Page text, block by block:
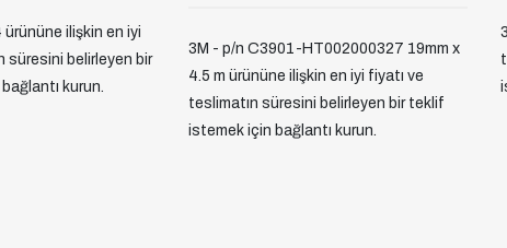
ilişkin en iyi
süresini belirleyen bir
kurun.
3M - p/n C3901-HT002000327 19mm x
4.5 m ürününe ilişkin en iyi fiyatı ve
teslimatın süresini belirleyen bir teklif
istemek için bağlantı kurun.